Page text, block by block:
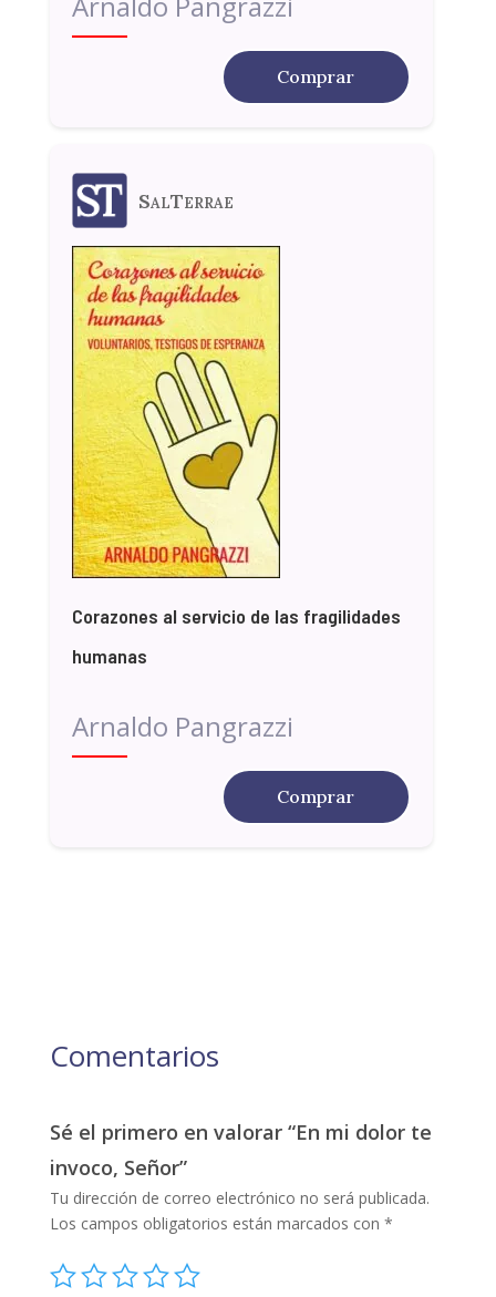
Comprar
SalTerrae
Corazones al servicio de las fragilidades
humanas
Arnaldo Pangrazzi
Comprar
Comentarios
Sé el primero en valorar “En mi dolor te
invoco, Señor”
Tu dirección de correo electrónico no será publicada.
Los campos obligatorios están marcados con *